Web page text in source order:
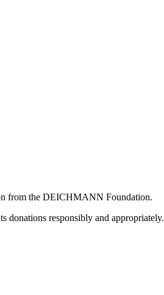
from the DEICHMANN Foundation.
donations responsibly and appropriately.